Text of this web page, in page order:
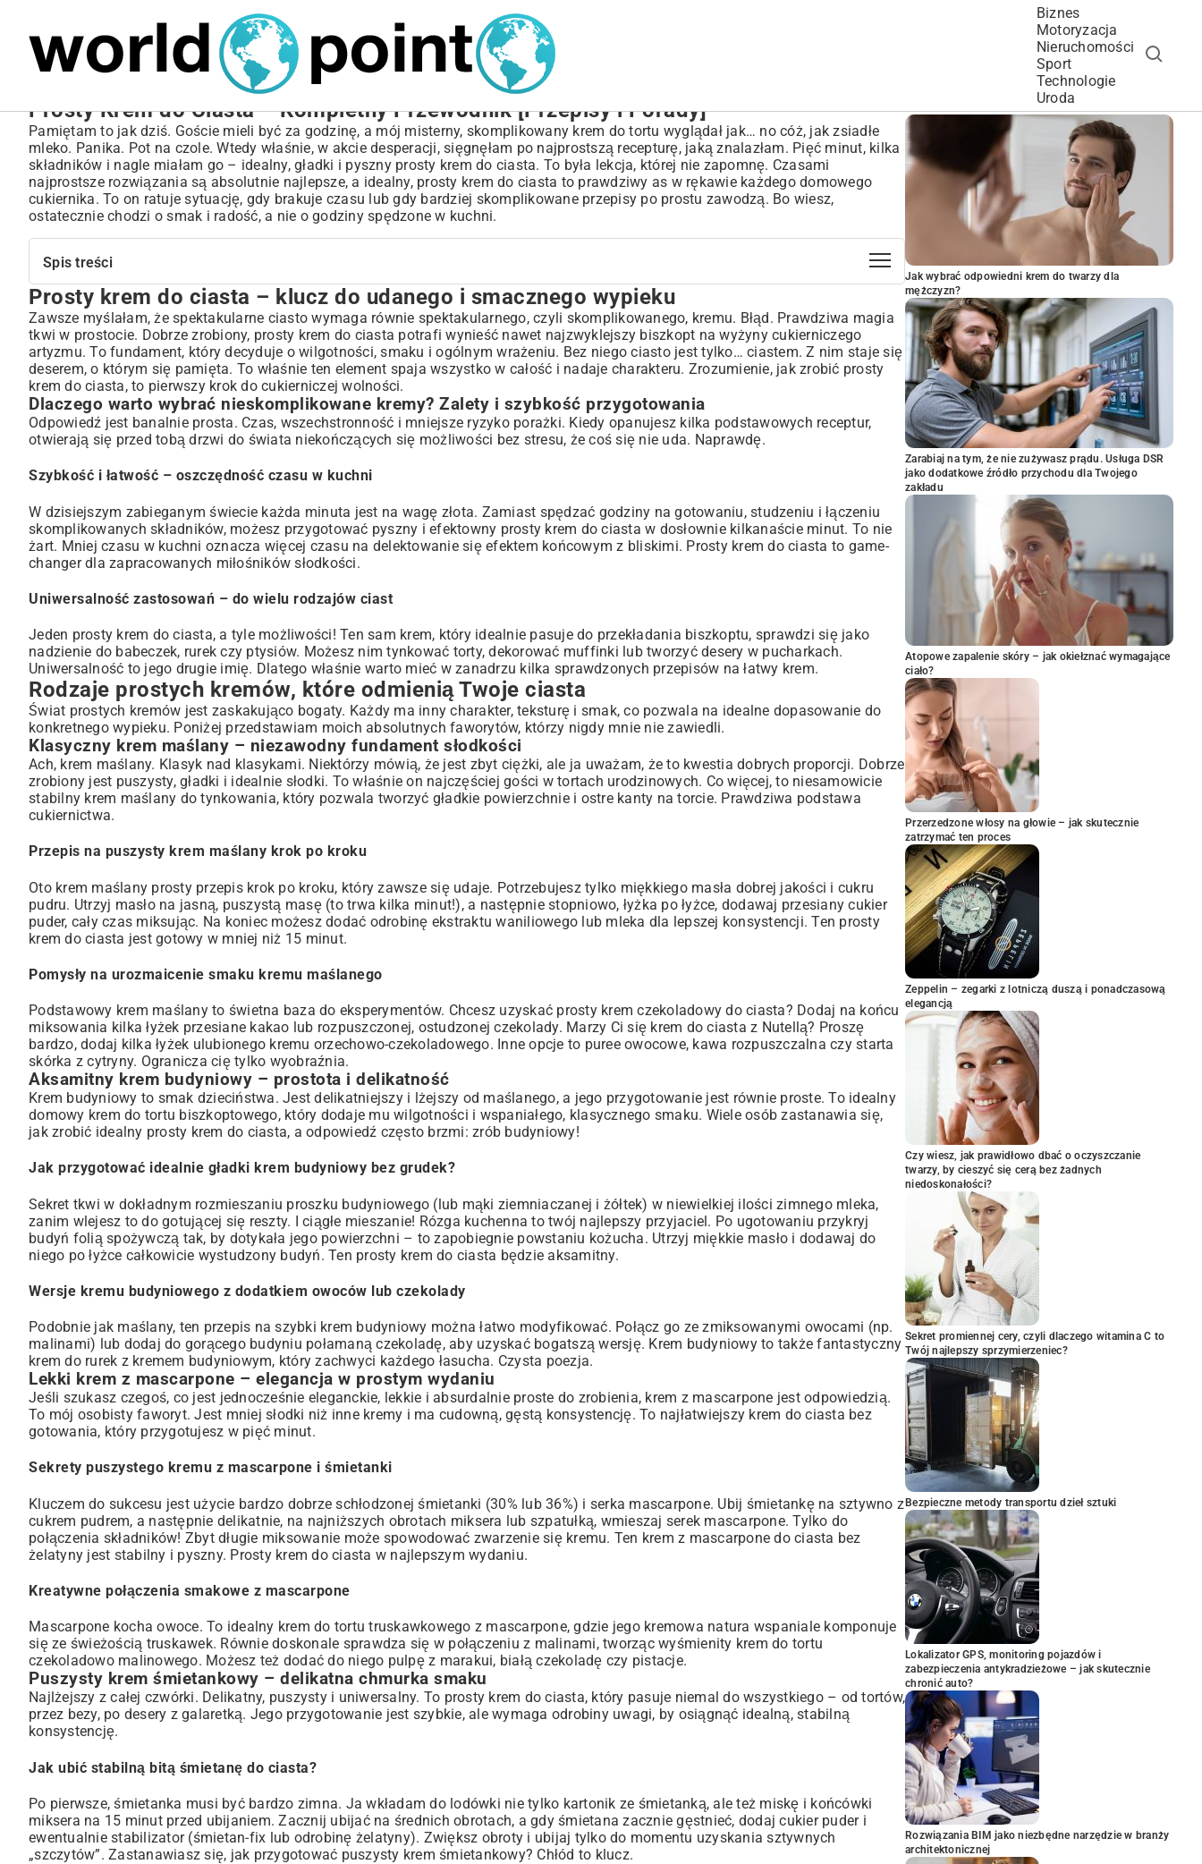
Biznes
Motoryzacja
Nieruchomości
Sport
Technologie
Uroda
Prosty Krem do Ciasta – Kompletny Przewodnik [Przepisy i Porady]
Pamiętam to jak dziś. Goście mieli być za godzinę, a mój misterny, skomplikowany krem do tortu wyglądał jak… no cóż, jak zsiadłe
mleko. Panika. Pot na czole. Wtedy właśnie, w akcie desperacji, sięgnęłam po najprostszą recepturę, jaką znalazłam. Pięć minut, kilka
składników i nagle miałam go – idealny, gładki i pyszny prosty krem do ciasta. To była lekcja, której nie zapomnę. Czasami
najprostsze rozwiązania są absolutnie najlepsze, a idealny, prosty krem do ciasta to prawdziwy as w rękawie każdego domowego
cukiernika. To on ratuje sytuację, gdy brakuje czasu lub gdy bardziej skomplikowane przepisy po prostu zawodzą. Bo wiesz,
ostatecznie chodzi o smak i radość, a nie o godziny spędzone w kuchni.
Spis treści
Prosty krem do ciasta – klucz do udanego i smacznego wypieku
Dlaczego warto wybrać nieskomplikowane kremy? Zalety i szybkość przygotowania
Rodzaje prostych kremów, które odmienią Twoje ciasta
Klasyczny krem maślany – niezawodny fundament słodkości
Aksamitny krem budyniowy – prostota i delikatność
Lekki krem z mascarpone – elegancja w prostym wydaniu
Puszysty krem śmietankowy – delikatna chmurka smaku
Praktyczne wskazówki: Jak przygotować perfekcyjny prosty krem?
Unikanie typowych błędów – co zrobić, gdy krem się zwarzy?
Idealna konsystencja – jak ją osiągnąć i utrzymać?
Inspiracje: Do jakich ciast i deserów pasują proste kremy?
Kremy idealne do przekładania tortów i biszkoptów
Proste kremy do babeczek, rurek i innych małych form
Przechowywanie i rozwiązywanie problemów z kremami
Jak prawidłowo przechowywać gotowy krem, aby zachował świeżość?
Co zrobić, gdy krem jest za rzadki lub za gęsty?
Podsumowanie: Odkryj moc prostego kremu do ciasta!
Prosty krem do ciasta – klucz do udanego i smacznego wypieku
Zawsze myślałam, że spektakularne ciasto wymaga równie spektakularnego, czyli skomplikowanego, kremu. Błąd. Prawdziwa magia
tkwi w prostocie. Dobrze zrobiony, prosty krem do ciasta potrafi wynieść nawet najzwyklejszy biszkopt na wyżyny cukierniczego
artyzmu. To fundament, który decyduje o wilgotności, smaku i ogólnym wrażeniu. Bez niego ciasto jest tylko… ciastem. Z nim staje się
deserem, o którym się pamięta. To właśnie ten element spaja wszystko w całość i nadaje charakteru. Zrozumienie, jak zrobić prosty
krem do ciasta, to pierwszy krok do cukierniczej wolności.
Dlaczego warto wybrać nieskomplikowane kremy? Zalety i szybkość przygotowania
Odpowiedź jest banalnie prosta. Czas, wszechstronność i mniejsze ryzyko porażki. Kiedy opanujesz kilka podstawowych receptur,
otwierają się przed tobą drzwi do świata niekończących się możliwości bez stresu, że coś się nie uda. Naprawdę.
Szybkość i łatwość – oszczędność czasu w kuchni
W dzisiejszym zabieganym świecie każda minuta jest na wagę złota. Zamiast spędzać godziny na gotowaniu, studzeniu i łączeniu
skomplikowanych składników, możesz przygotować pyszny i efektowny prosty krem do ciasta w dosłownie kilkanaście minut. To nie
żart. Mniej czasu w kuchni oznacza więcej czasu na delektowanie się efektem końcowym z bliskimi. Prosty krem do ciasta to game-
changer dla zapracowanych miłośników słodkości.
Uniwersalność zastosowań – do wielu rodzajów ciast
Jeden prosty krem do ciasta, a tyle możliwości! Ten sam krem, który idealnie pasuje do przekładania biszkoptu, sprawdzi się jako
nadzienie do babeczek, rurek czy ptysiów. Możesz nim tynkować torty, dekorować muffinki lub tworzyć desery w pucharkach.
Uniwersalność to jego drugie imię. Dlatego właśnie warto mieć w zanadrzu kilka sprawdzonych przepisów na łatwy krem.
Rodzaje prostych kremów, które odmienią Twoje ciasta
Świat prostych kremów jest zaskakująco bogaty. Każdy ma inny charakter, teksturę i smak, co pozwala na idealne dopasowanie do
konkretnego wypieku. Poniżej przedstawiam moich absolutnych faworytów, którzy nigdy mnie nie zawiedli.
Klasyczny krem maślany – niezawodny fundament słodkości
Ach, krem maślany. Klasyk nad klasykami. Niektórzy mówią, że jest zbyt ciężki, ale ja uważam, że to kwestia dobrych proporcji. Dobrze
zrobiony jest puszysty, gładki i idealnie słodki. To właśnie on najczęściej gości w tortach urodzinowych. Co więcej, to niesamowicie
stabilny krem maślany do tynkowania, który pozwala tworzyć gładkie powierzchnie i ostre kanty na torcie. Prawdziwa podstawa
cukiernictwa.
Przepis na puszysty krem maślany krok po kroku
Oto krem maślany prosty przepis krok po kroku, który zawsze się udaje. Potrzebujesz tylko miękkiego masła dobrej jakości i cukru
pudru. Utrzyj masło na jasną, puszystą masę (to trwa kilka minut!), a następnie stopniowo, łyżka po łyżce, dodawaj przesiany cukier
puder, cały czas miksując. Na koniec możesz dodać odrobinę ekstraktu waniliowego lub mleka dla lepszej konsystencji. Ten prosty
krem do ciasta jest gotowy w mniej niż 15 minut.
Pomysły na urozmaicenie smaku kremu maślanego
Podstawowy krem maślany to świetna baza do eksperymentów. Chcesz uzyskać prosty krem czekoladowy do ciasta? Dodaj na końcu
miksowania kilka łyżek przesiane kakao lub rozpuszczonej, ostudzonej czekolady. Marzy Ci się krem do ciasta z Nutellą? Proszę
bardzo, dodaj kilka łyżek ulubionego kremu orzechowo-czekoladowego. Inne opcje to puree owocowe, kawa rozpuszczalna czy starta
skórka z cytryny. Ogranicza cię tylko wyobraźnia.
Aksamitny krem budyniowy – prostota i delikatność
Krem budyniowy to smak dzieciństwa. Jest delikatniejszy i lżejszy od maślanego, a jego przygotowanie jest równie proste. To idealny
domowy krem do tortu biszkoptowego, który dodaje mu wilgotności i wspaniałego, klasycznego smaku. Wiele osób zastanawia się,
jak zrobić idealny prosty krem do ciasta, a odpowiedź często brzmi: zrób budyniowy!
Jak przygotować idealnie gładki krem budyniowy bez grudek?
Sekret tkwi w dokładnym rozmieszaniu proszku budyniowego (lub mąki ziemniaczanej i żółtek) w niewielkiej ilości zimnego mleka,
zanim wlejesz to do gotującej się reszty. I ciągłe mieszanie! Rózga kuchenna to twój najlepszy przyjaciel. Po ugotowaniu przykryj
budyń folią spożywczą tak, by dotykała jego powierzchni – to zapobiegnie powstaniu kożucha. Utrzyj miękkie masło i dodawaj do
niego po łyżce całkowicie wystudzony budyń. Ten prosty krem do ciasta będzie aksamitny.
Wersje kremu budyniowego z dodatkiem owoców lub czekolady
Podobnie jak maślany, ten przepis na szybki krem budyniowy można łatwo modyfikować. Połącz go ze zmiksowanymi owocami (np.
malinami) lub dodaj do gorącego budyniu połamaną czekoladę, aby uzyskać bogatszą wersję. Krem budyniowy to także fantastyczny
krem do rurek z kremem budyniowym, który zachwyci każdego łasucha. Czysta poezja.
Lekki krem z mascarpone – elegancja w prostym wydaniu
Jeśli szukasz czegoś, co jest jednocześnie eleganckie, lekkie i absurdalnie proste do zrobienia, krem z mascarpone jest odpowiedzią.
To mój osobisty faworyt. Jest mniej słodki niż inne kremy i ma cudowną, gęstą konsystencję. To najłatwiejszy krem do ciasta bez
gotowania, który przygotujesz w pięć minut.
Sekrety puszystego kremu z mascarpone i śmietanki
Kluczem do sukcesu jest użycie bardzo dobrze schłodzonej śmietanki (30% lub 36%) i serka mascarpone. Ubij śmietankę na sztywno z
cukrem pudrem, a następnie delikatnie, na najniższych obrotach miksera lub szpatułką, wmieszaj serek mascarpone. Tylko do
połączenia składników! Zbyt długie miksowanie może spowodować zwarzenie się kremu. Ten krem z mascarpone do ciasta bez
żelatyny jest stabilny i pyszny. Prosty krem do ciasta w najlepszym wydaniu.
Kreatywne połączenia smakowe z mascarpone
Mascarpone kocha owoce. To idealny krem do tortu truskawkowego z mascarpone, gdzie jego kremowa natura wspaniale komponuje
się ze świeżością truskawek. Równie doskonale sprawdza się w połączeniu z malinami, tworząc wyśmienity krem do tortu
czekoladowo malinowego. Możesz też dodać do niego pulpę z marakui, białą czekoladę czy pistacje.
Puszysty krem śmietankowy – delikatna chmurka smaku
Najlżejszy z całej czwórki. Delikatny, puszysty i uniwersalny. To prosty krem do ciasta, który pasuje niemal do wszystkiego – od tortów,
przez bezy, po desery z galaretką. Jego przygotowanie jest szybkie, ale wymaga odrobiny uwagi, by osiągnąć idealną, stabilną
konsystencję.
Jak ubić stabilną bitą śmietanę do ciasta?
Po pierwsze, śmietanka musi być bardzo zimna. Ja wkładam do lodówki nie tylko kartonik ze śmietanką, ale też miskę i końcówki
miksera na 15 minut przed ubijaniem. Zacznij ubijać na średnich obrotach, a gdy śmietana zacznie gęstnieć, dodaj cukier puder i
ewentualnie stabilizator (śmietan-fix lub odrobinę żelatyny). Zwiększ obroty i ubijaj tylko do momentu uzyskania sztywnych
„szczytów”. Zastanawiasz się, jak przygotować puszysty krem śmietankowy? Chłód to klucz.
POPULARNE ARTYKUŁY
Jak wybrać odpowiedni krem do twarzy dla
mężczyzn?
Zarabiaj na tym, że nie zużywasz prądu. Usługa DSR
jako dodatkowe źródło przychodu dla Twojego
zakładu
Atopowe zapalenie skóry – jak okiełznać wymagające
ciało?
Przerzedzone włosy na głowie – jak skutecznie
zatrzymać ten proces
Zeppelin – zegarki z lotniczą duszą i ponadczasową
elegancją
Czy wiesz, jak prawidłowo dbać o oczyszczanie
twarzy, by cieszyć się cerą bez żadnych
niedoskonałości?
Sekret promiennej cery, czyli dlaczego witamina C to
Twój najlepszy sprzymierzeniec?
Bezpieczne metody transportu dzieł sztuki
Lokalizator GPS, monitoring pojazdów i
zabezpieczenia antykradzieżowe – jak skutecznie
chronić auto?
Rozwiązania BIM jako niezbędne narzędzie w branży
architektonicznej